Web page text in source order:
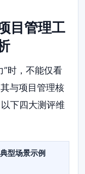
目管理工
”时，不能仅看
与项目管理核
下四大测评维
典型场景示例